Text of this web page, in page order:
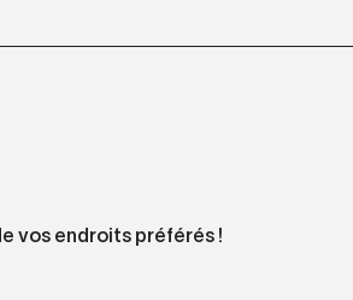
vos endroits préférés !